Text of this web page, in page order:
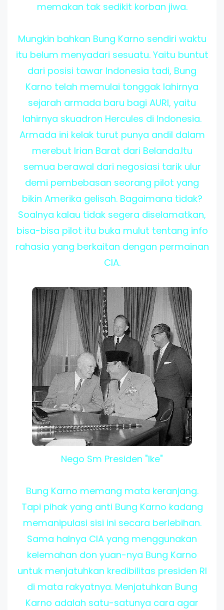
memakan tak sedikit korban jiwa.
Mungkin bahkan Bung Karno sendiri waktu
itu belum menyadari sesuatu. Yaitu buntut
dari posisi tawar Indonesia tadi, Bung
Karno telah memulai tonggak lahirnya
sejarah armada baru bagi AURI, yaitu
lahirnya skuadron Hercules di Indonesia.
Armada ini kelak turut punya andil dalam
merebut Irian Barat dari Belanda.Itu
semua berawal dari negosiasi tarik ulur
demi pembebasan seorang pilot yang
bikin Amerika gelisah. Bagaimana tidak?
Soalnya kalau tidak segera diselamatkan,
bisa-bisa pilot itu buka mulut tentang info
rahasia yang berkaitan dengan permainan
CIA.
Nego Sm Presiden "Ike"
Bung Karno memang mata keranjang.
Tapi pihak yang anti Bung Karno kadang
memanipulasi sisi ini secara berlebihan.
Sama halnya CIA yang menggunakan
kelemahan don yuan-nya Bung Karno
untuk menjatuhkan kredibilitas presiden RI
di mata rakyatnya. Menjatuhkan Bung
Karno adalah satu-satunya cara agar